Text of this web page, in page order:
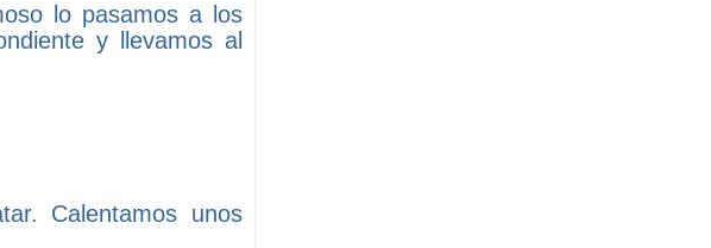
lo pasamos a los
y llevamos al
Calentamos unos